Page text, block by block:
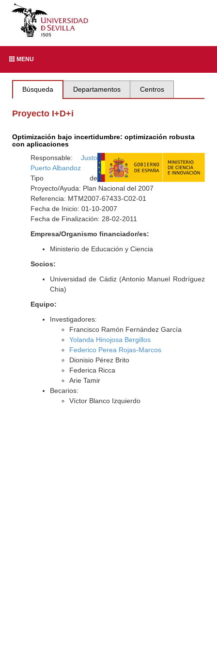
MENU
Búsqueda Departamentos Centros
Proyecto I+D+i
Optimización bajo incertidumbre: optimización robusta
con aplicaciones
Responsable: Justo
Puerto Albandoz
Tipo de
Proyecto/Ayuda: Plan Nacional del 2007
Referencia: MTM2007-67433-C02-01
Fecha de Inicio: 01-10-2007
Fecha de Finalización: 28-02-2011
Empresa/Organismo financiador/es:
Ministerio de Educación y Ciencia
Socios:
Universidad de Cádiz (Antonio Manuel Rodríguez
Chia)
Equipo:
Investigadores:
Francisco Ramón Fernández García
Yolanda Hinojosa Bergillos
Federico Perea Rojas-Marcos
Dionisio Pérez Brito
Federica Ricca
Arie Tamir
Becarios:
Víctor Blanco Izquierdo